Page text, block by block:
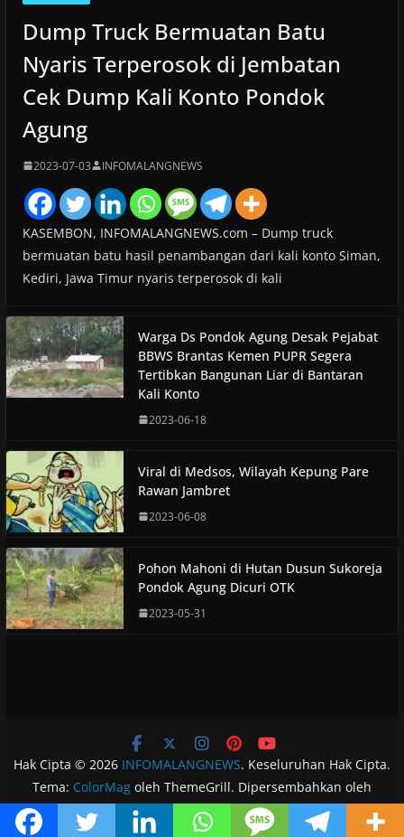
Dump Truck Bermuatan Batu
Nyaris Terperosok di Jembatan
Cek Dump Kali Konto Pondok
Agung
2023-07-03 INFOMALANGNEWS
KASEMBON, INFOMALANGNEWS.com – Dump truck
bermuatan batu hasil penambangan dari kali konto Siman,
Kediri, Jawa Timur nyaris terperosok di kali
Warga Ds Pondok Agung Desak Pejabat
BBWS Brantas Kemen PUPR Segera
Tertibkan Bangunan Liar di Bantaran
Kali Konto
2023-06-18
Viral di Medsos, Wilayah Kepung Pare
Rawan Jambret
2023-06-08
Pohon Mahoni di Hutan Dusun Sukoreja
Pondok Agung Dicuri OTK
2023-05-31
Hak Cipta © 2026 INFOMALANGNEWS. Keseluruhan Hak Cipta.
Tema: ColorMagoleh ThemeGrill. Dipersembahkan oleh
WordPress.